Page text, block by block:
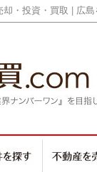
・投資・買取 | 広